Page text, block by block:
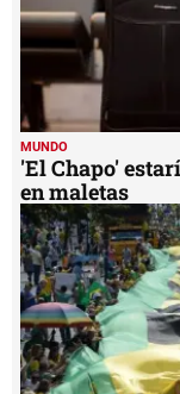
MUNDO
'El Chapo'
en maletas